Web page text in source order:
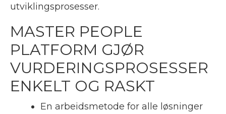
utviklingsprosesser.
MASTER PEOPLE
PLATFORM GJØR
VURDERINGSPROSESSER
ENKELT OG RASKT
En arbeidsmetode for alle løsninger